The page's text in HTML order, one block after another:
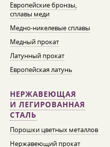
Европейские бронзы,
сплавы меди
Медно-никелевые сплавы
Медный прокат
Латунный прокат
Европейская латунь
НЕРЖАВЕЮЩАЯ
И ЛЕГИРОВАННАЯ
СТАЛЬ
Порошки цветных металлов
Нержавеющий прокат